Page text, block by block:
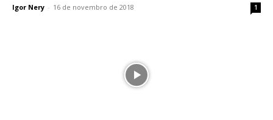
Igor Nery - 16 de novembro de 2018 1